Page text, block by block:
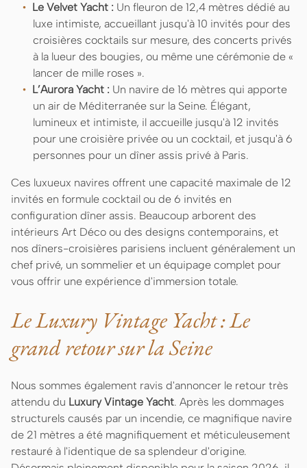
Le Velvet Yacht : Un fleuron de 12,4 mètres dédié au
luxe intimiste, accueillant jusqu'à 10 invités pour des
croisières cocktails sur mesure, des concerts privés
à la lueur des bougies, ou même une cérémonie de «
lancer de mille roses ».
L’Aurora Yacht : Un navire de 16 mètres qui apporte
un air de Méditerranée sur la Seine. Élégant,
lumineux et intimiste, il accueille jusqu'à 12 invités
pour une croisière privée ou un cocktail, et jusqu'à 6
personnes pour un dîner assis privé à Paris.
Ces luxueux navires offrent une capacité maximale de 12
invités en formule cocktail ou de 6 invités en
configuration dîner assis. Beaucoup arborent des
intérieurs Art Déco ou des designs contemporains, et
nos dîners-croisières parisiens incluent généralement un
chef privé, un sommelier et un équipage complet pour
vous offrir une expérience d'immersion totale.
Le Luxury Vintage Yacht : Le
grand retour sur la Seine
Nous sommes également ravis d'annoncer le retour très
attendu du Luxury Vintage Yacht. Après les dommages
structurels causés par un incendie, ce magnifique navire
de 21 mètres a été magnifiquement et méticuleusement
restauré à l'identique de sa splendeur d'origine.